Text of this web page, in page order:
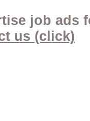
job ads
us (click)